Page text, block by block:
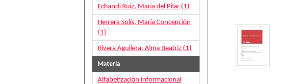
Echandi Ruiz, Maria del Pilar (1)
Herrera Solís, María Concepción
(1)
Rivera Aguilera, Alma Beatriz (1)
Materia
Alfabetización informacional